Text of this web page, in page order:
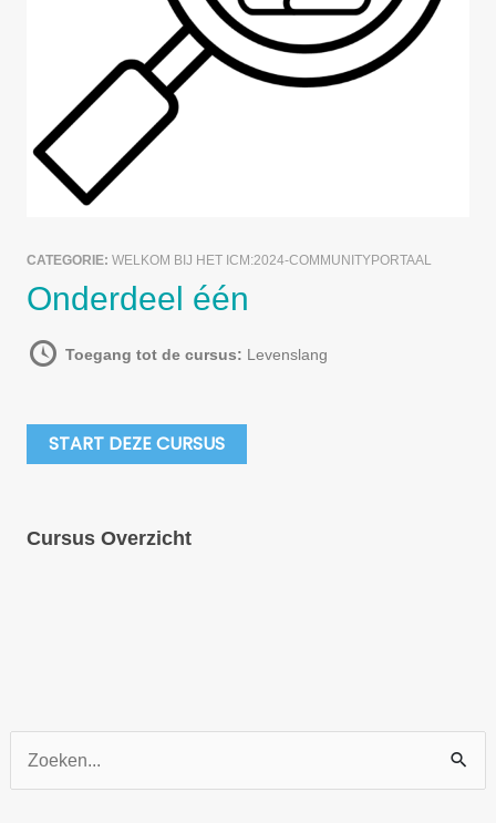
CATEGORIE: WELKOM BIJ HET ICM:2024-COMMUNITYPORTAAL
Onderdeel één
Toegang tot de cursus: Levenslang
START DEZE CURSUS
Cursus Overzicht
Zoek